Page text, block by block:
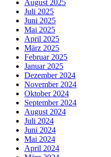
August 2025
Juli 2025
Juni 2025
Mai 2025
April 2025
März 2025
Februar 2025
Januar 2025
Dezember 2024
November 2024
Oktober 2024
September 2024
August 2024
Juli 2024
Juni 2024
Mai 2024
April 2024